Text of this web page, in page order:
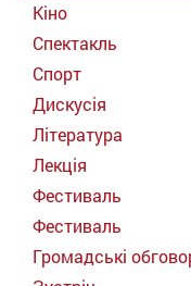
Кіно
Спектакль
Спорт
Дискусія
Література
Лекція
Фестиваль
Фестиваль
Громадські